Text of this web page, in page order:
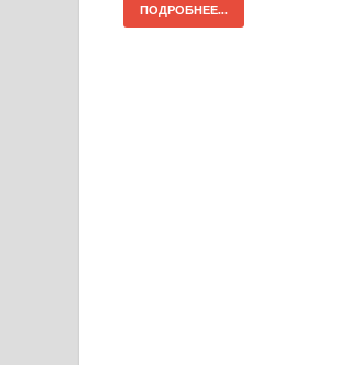
ПОДРОБНЕЕ...